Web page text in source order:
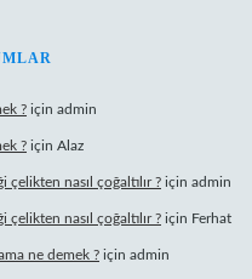
? için admin
? için Alaz
çelikten nasıl çoğaltılır ? için admin
çelikten nasıl çoğaltılır ? için Ferhat
ne demek ? için admin